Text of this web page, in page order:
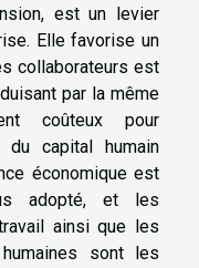
est un levier
Elle favorise un
collaborateurs est
par la même
coûteux pour
du capital humain
économique est
adopté, et les
ainsi que les
sont les